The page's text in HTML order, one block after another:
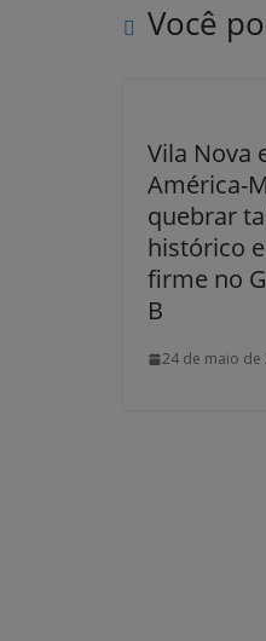
Você
Vila Nova
América-
quebrar
histórico
firme no
B
24 de maio de